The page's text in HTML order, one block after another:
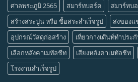
ศาลพระภูมิ 2565
สมาร์ทบอร์ด
สมาร์ทบ
สร้างสระปูน หรือ ซื้อสระสำเร็จรูป
ส่งของแ
อุปกรณ์วัสดุก่อสร้าง
เที่ยวกางเต๊นท์ทำประ
เลือกหลังคาเมทัลชีท
เสียงหลังคาเมทัลชีท
โรงงานสำเร็จรูป